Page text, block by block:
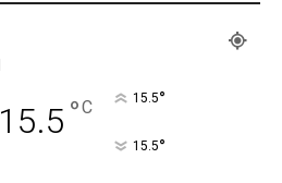
15.5 °C 15.5°
15.5°